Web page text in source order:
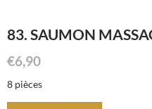
83. SAUMON
€6,90
8 pièces